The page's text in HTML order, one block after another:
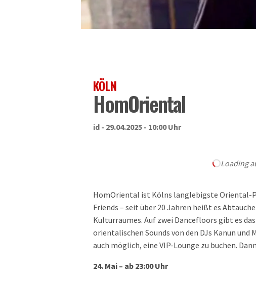
KÖLN
HomOriental
id - 29.04.2025 - 10:00 Uhr
Loading
HomOriental ist Kölns langlebigste Oriental-
Friends – seit über 20 Jahren heißt es
Kulturraumes. Auf zwei Dancefloors gibt es
orientalischen Sounds von den DJs Kanun
auch möglich, eine VIP-Lounge zu buchen.
24. Mai – ab 23:00 Uhr